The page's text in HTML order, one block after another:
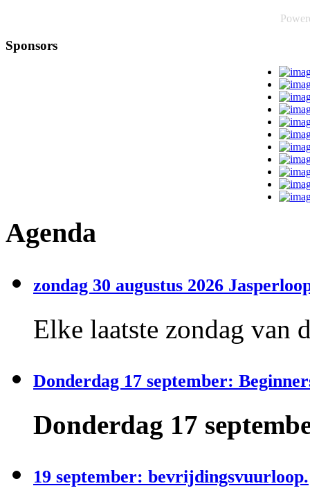
Sponsors
Agenda
zondag 30 augustus 2026
Elke laatste zondag van
Donderdag 17 september:
Donderdag 17
19 september: bevrijdingsvuurloop.